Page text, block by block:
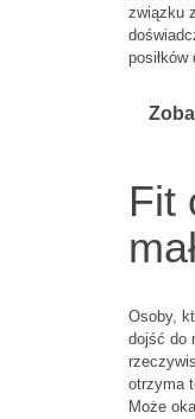
związku
Fit
Osoby,
dojść do
otrzyma
Może